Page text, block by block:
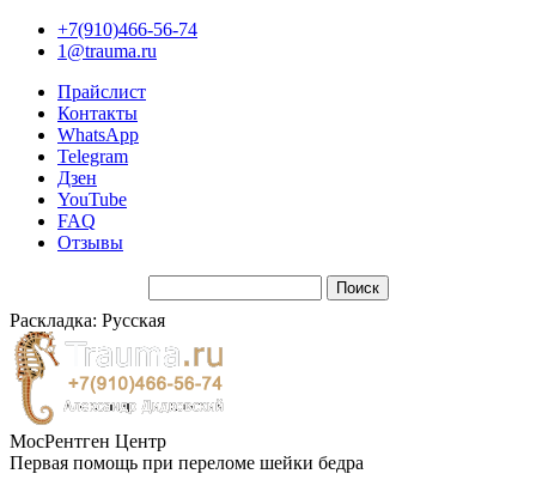
+7(910)466-56-74
1@trauma.ru
Прайслист
Контакты
WhatsApp
Telegram
Дзен
YouTube
FAQ
Отзывы
Раскладка: Русская
МосРентген Центр
Первая помощь при переломе шейки бедра